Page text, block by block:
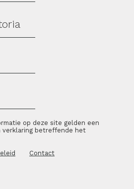
op deze site gelden een
verklaring betreffende het
Contact